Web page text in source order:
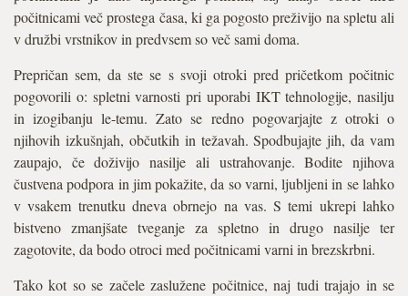
počitnicami več prostega časa, ki ga pogosto preživijo na spletu ali
v družbi vrstnikov in predvsem so več sami doma.
Prepričan sem, da ste se s svoji otroki pred pričetkom počitnic
pogovorili o: spletni varnosti pri uporabi IKT tehnologije, nasilju
in izogibanju le-temu. Zato se redno pogovarjajte z otroki o
njihovih izkušnjah, občutkih in težavah. Spodbujajte jih, da vam
zaupajo, če doživijo nasilje ali ustrahovanje. Bodite njihova
čustvena podpora in jim pokažite, da so varni, ljubljeni in se lahko
v vsakem trenutku dneva obrnejo na vas. S temi ukrepi lahko
bistveno zmanjšate tveganje za spletno in drugo nasilje ter
zagotovite, da bodo otroci med počitnicami varni in brezskrbni.
Tako kot so se začele zaslužene počitnice, naj tudi trajajo in se